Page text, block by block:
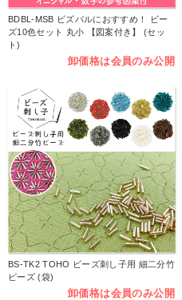
BDBL-MSB ビズバルにおすすめ！ ビー
ズ10色セット 丸小 【図案付き】 (セッ
ト)
卸価格は会員のみ公開
BS-TK2 TOHO ビーズ刺し子用 細二分竹
ビーズ (袋)
卸価格は会員のみ公開